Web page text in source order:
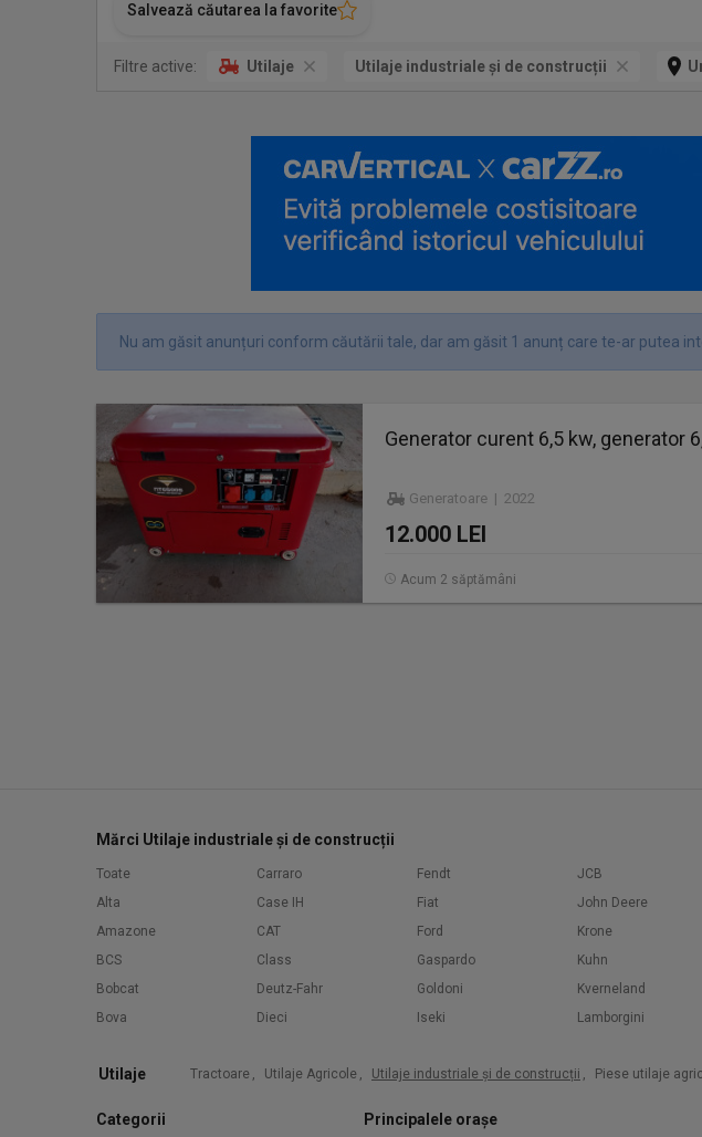
Salvează căutarea la favorite
Filtre active: Utilaje Utilaje industriale și de construcții
Nu am găsit anunțuri conform căutării tale, dar am găsit 1 anunț care te-ar putea
Generator curent 6,5 kw, generator
Generatoare | 2022
12.000 LEI
Acum 2 săptămâni
Mărci Utilaje industriale și de construcții
Toate
Alta
Amazone
BCS
Bobcat
Bova
Carraro
Case IH
CAT
Class
Deutz-Fahr
Dieci
Fendt
Fiat
Ford
Gaspardo
Goldoni
Iseki
JCB
John Deere
Krone
Kuhn
Kverneland
Lamborgini
Utilaje Tractoare , Utilaje Agricole , Utilaje industriale și de construcții , Piese utilaje
Categorii Principalele orașe